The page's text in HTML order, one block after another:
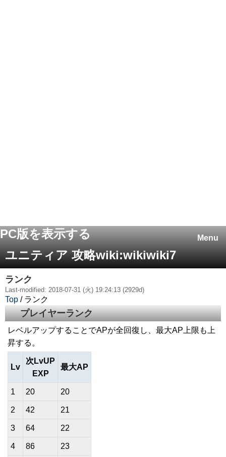
Menu
PC版を表示する
ユニティア 攻略wiki:wikiwiki7
ランク
Last-modified: 2018-07-31 (火) 19:24:13 (2929d)
Top / ランク
プレイヤーランク
レベルアップすることでAPが全回復し、最大AP上限も上
昇する。
Lv
次LvUP
EXP
最大AP
1 20 20
2 42 21
3 64 22
4 86 23